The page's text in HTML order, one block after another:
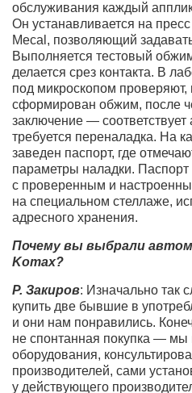
обслуживания каждый
Он устанавливается на
Mecal, позволяющий
Выполняется тестовый
делается срез контакта. В
под микроскопом проверяют,
сформирован обжим, после
заключение —
требуется переналадка. На
заведен паспорт, где
параметры наладки. Паспорт
с проверенным и
на специальном стеллаже,
адресного хранения.
Почему вы выбрали
Komax?
Р. Закиров: Изначально так
купить две бывшие в
и они нам понравились.
не спонтанная покупка — мы
оборудования,
производителей, сами
у действующего